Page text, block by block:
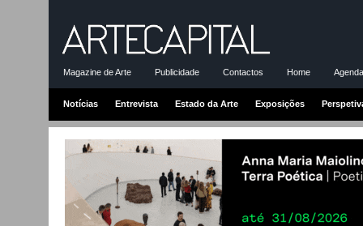
Magazine de Arte Publicidade Contactos Home
Notícias Entrevista Estado da Arte Exposições